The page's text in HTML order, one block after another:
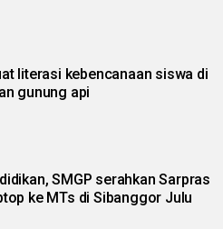
literasi kebencanaan siswa di
gunung api
SMGP serahkan Sarpras
ke MTs di Sibanggor Julu